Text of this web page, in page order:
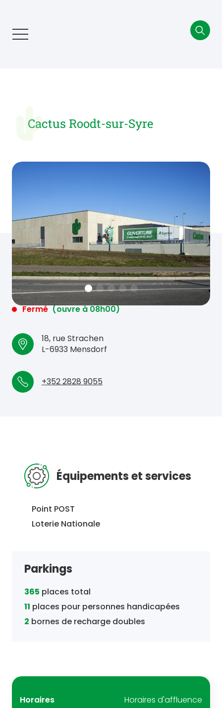
Cactus Roodt-sur-Syre
Fermé (ouvre à 08h00)
18, rue Strachen
L-6933 Mensdorf
+352 2828 9055
Équipements et services
Point POST
Loterie Nationale
Parkings
365 places total
11 places pour personnes handicapées
2 bornes de recharge doubles
Horaires Horaires d'affluence